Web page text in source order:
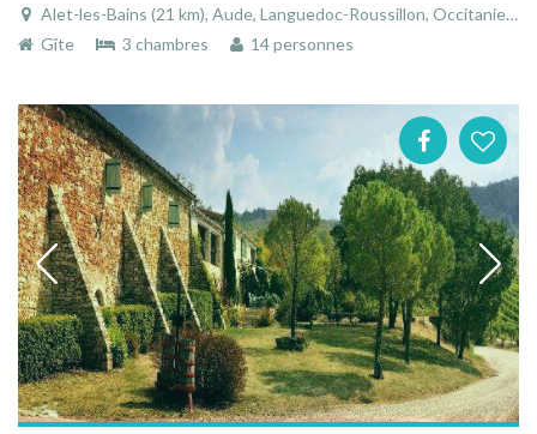
Alet-les-Bains (21 km), Aude, Languedoc-Roussillon, Occitanie, France
Gîte
3 chambres 14 personnes